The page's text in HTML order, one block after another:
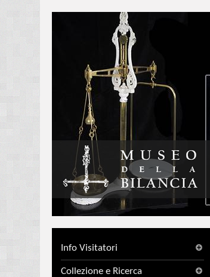
Info Visitatori
Collezione e Ricerca